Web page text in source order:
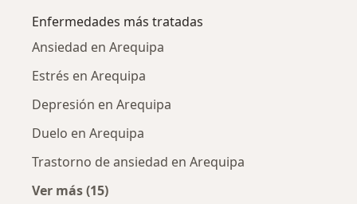
Enfermedades más tratadas
Ansiedad en Arequipa
Estrés en Arequipa
Depresión en Arequipa
Duelo en Arequipa
Trastorno de ansiedad en Arequipa
Ver más (15)